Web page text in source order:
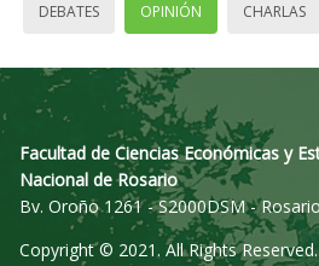
DEBATES OPINIÓN CHARLAS
Facultad de Ciencias Económicas y
Nacional de Rosario
Bv. Oroño 1261 - S2000DSM - Rosario
Copyright © 2021. All Rights Reserved.